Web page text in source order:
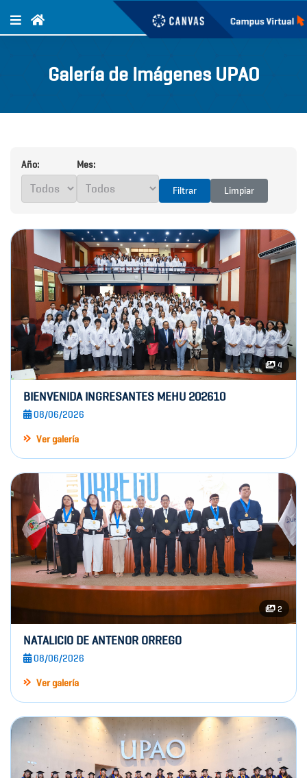
Galería de Imágenes UPAO
Año: Mes:
Filtrar Limpiar
4
BIENVENIDA INGRESANTES MEHU 202610
08/06/2026
Ver galería
2
NATALICIO DE ANTENOR ORREGO
08/06/2026
Ver galería